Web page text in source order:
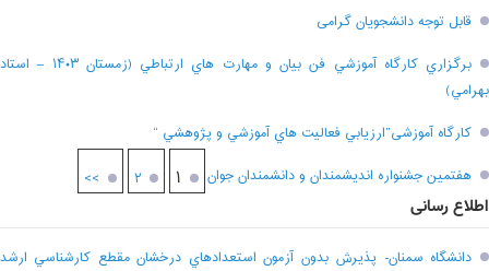
قابل توجه دانشجویان گرامی
برگزاري کارگاه آموزشي فن بيان و مهارت هاي ارتباطي (زمستان ۱۴۰۳ – استاد
بهرامي)
کارگاه آموزشی”ارزيابي فعاليت هاي آموزشي و پژوهشي “
هفتمين جشنواره انديشمندان و دانشمندان جوان
۱ ۲ >>
اطلاع رسانی
دانشگاه سمنان- پذيرش بدون آزمون استعدادهاي درخشان مقطع کارشناسي ارشد